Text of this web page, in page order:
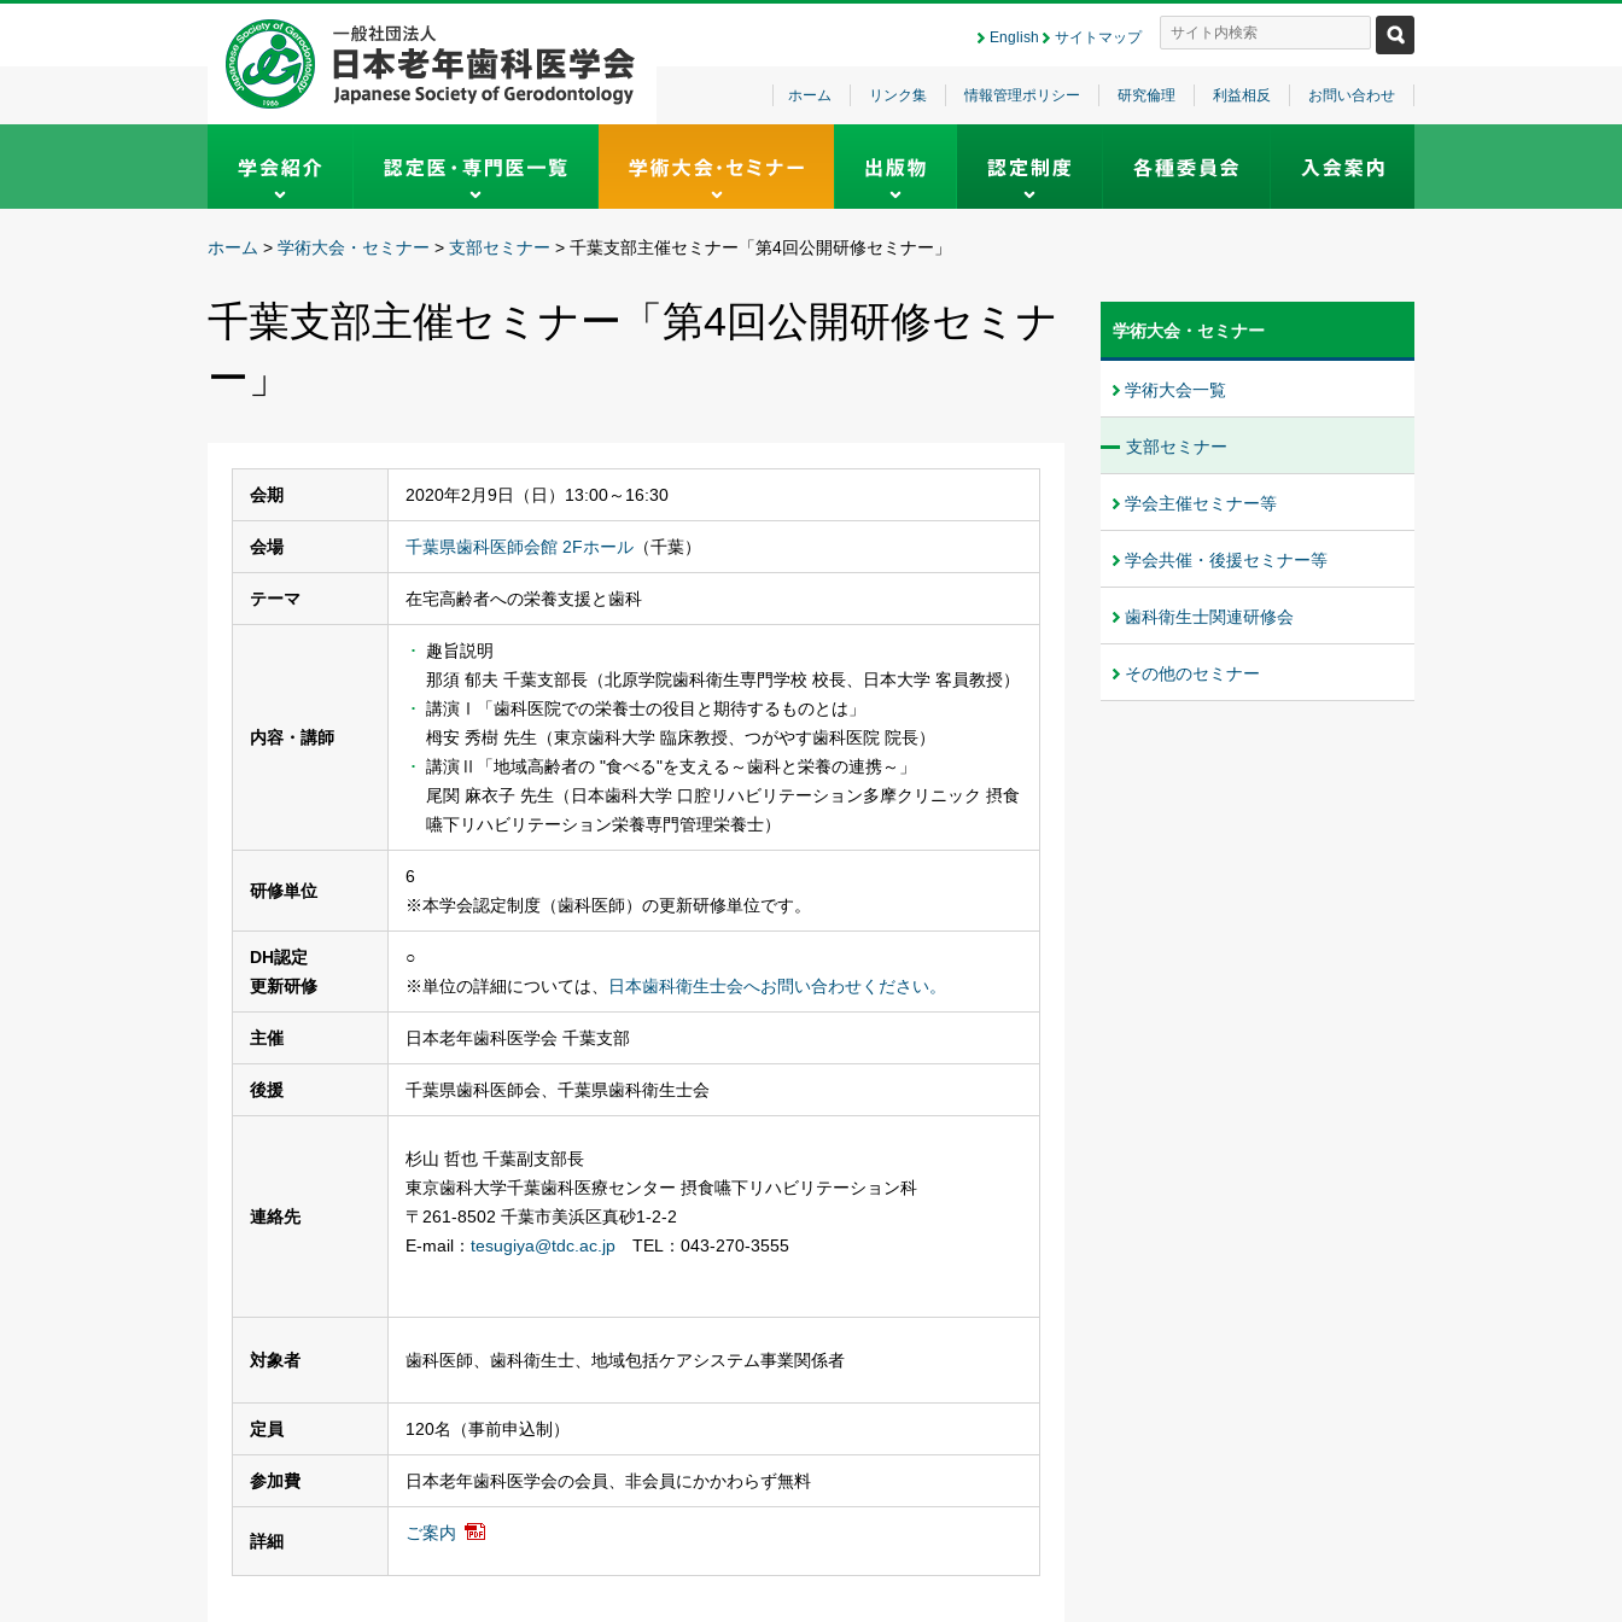
English サイトマップ
ホーム リンク集 情報管理ポリシー 研究倫理 利益相反 お問い合わせ
ホーム > 学術大会・セミナー > 支部セミナー > 千葉支部主催セミナー「第4回公開研修セミナー」
千葉支部主催セミナー「第4回公開研修セミナ
ー」
会期 2020年2月9日（日）13:00～16:30
会場 千葉県歯科医師会館 2Fホール （千葉）
テーマ 在宅高齢者への栄養支援と歯科
内容・講師
趣旨説明
那須 郁夫 千葉支部長（北原学院歯科衛生専門学校 校長、日本大学 客員教授）
講演Ⅰ「歯科医院での栄養士の役目と期待するものとは」
栂安 秀樹 先生（東京歯科大学 臨床教授、つがやす歯科医院 院長）
講演Ⅱ「地域高齢者の "食べる"を支える～歯科と栄養の連携～」
尾関 麻衣子 先生（日本歯科大学 口腔リハビリテーション多摩クリニック 摂食
嚥下リハビリテーション栄養専門管理栄養士）
研修単位
6
※本学会認定制度（歯科医師）の更新研修単位です。
DH認定
更新研修
○
※単位の詳細については、
日本歯科衛生士会へお問い合わせください。
主催 日本老年歯科医学会 千葉支部
後援 千葉県歯科医師会、千葉県歯科衛生士会
連絡先
杉山 哲也 千葉副支部長
東京歯科大学千葉歯科医療センター 摂食嚥下リハビリテーション科
〒261-8502 千葉市美浜区真砂1-2-2
E-mail： tesugiya@tdc.ac.jp TEL：043-270-3555
対象者 歯科医師、歯科衛生士、地域包括ケアシステム事業関係者
定員 120名（事前申込制）
参加費 日本老年歯科医学会の会員、非会員にかかわらず無料
詳細 ご案内
学術大会・セミナー
学術大会一覧
支部セミナー
学会主催セミナー等
学会共催・後援セミナー等
歯科衛生士関連研修会
その他のセミナー